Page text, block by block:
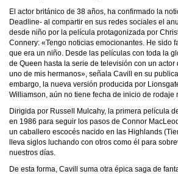
El actor británico de 38 años, ha confirmado la
Deadline- al compartir en sus redes sociales el
desde niño por la película protagonizada por
Connery: «Tengo noticias emocionantes. He sido
que era un niño. Desde las películas con toda la
de Queen hasta la serie de televisión con un
uno de mis hermanos», señala Cavill en su
embargo, la nueva versión producida por
Williamson, aún no tiene fecha de inicio de rodaje
Dirigida por Russell Mulcahy, la primera película
en 1986 para seguir los pasos de Connor
un caballero escocés nacido en las Highlands
lleva siglos luchando con otros como él para
nuestros días.
De esta forma, Cavill suma otra épica saga de